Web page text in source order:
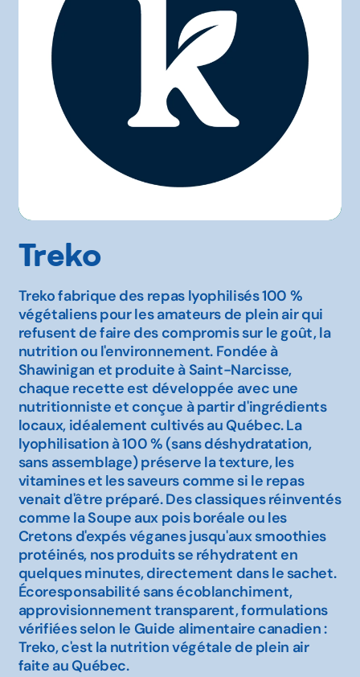
Treko
Treko fabrique des repas lyophilisés 100 %
végétaliens pour les amateurs de plein air qui
refusent de faire des compromis sur le goût, la
nutrition ou l'environnement. Fondée à
Shawinigan et produite à Saint-Narcisse,
chaque recette est développée avec une
nutritionniste et conçue à partir d'ingrédients
locaux, idéalement cultivés au Québec. La
lyophilisation à 100 % (sans déshydratation,
sans assemblage) préserve la texture, les
vitamines et les saveurs comme si le repas
venait d'être préparé. Des classiques réinventés
comme la Soupe aux pois boréale ou les
Cretons d'expés véganes jusqu'aux smoothies
protéinés, nos produits se réhydratent en
quelques minutes, directement dans le sachet.
Écoresponsabilité sans écoblanchiment,
approvisionnement transparent, formulations
vérifiées selon le Guide alimentaire canadien :
Treko, c'est la nutrition végétale de plein air
faite au Québec.